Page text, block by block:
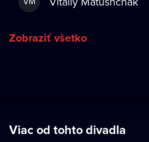
Zobraziť všetko
Viac od tohto divadla